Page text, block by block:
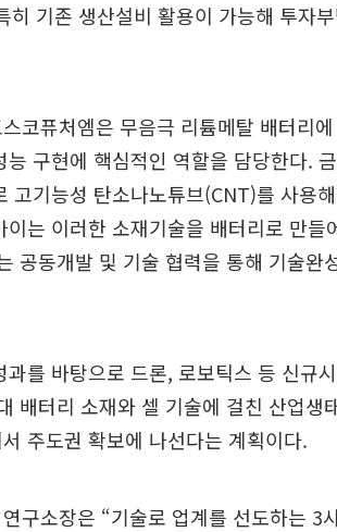
히 기존 생산설비 활용이 가능해 투자
코퓨처엠은 무음극 리튬메탈 배터리
구현에 핵심적인 역할을 담당한다.
고기능성 탄소나노튜브(CNT)를 사용
이는 이러한 소재기술을 배터리로 만들
공동개발 및 기술 협력을 통해 기술완
과를 바탕으로 드론, 로보틱스 등 신규
배터리 소재와 셀 기술에 걸친 산업생
주도권 확보에 나선다는 계획이다.
구소장은 “기술로 업계를 선도하는 3